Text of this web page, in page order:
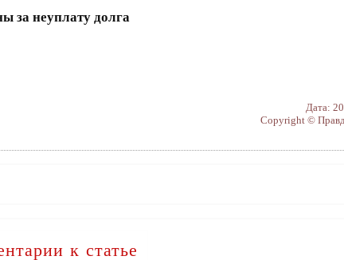
за неуплату долга
Дата:
Copyright ©
к статье